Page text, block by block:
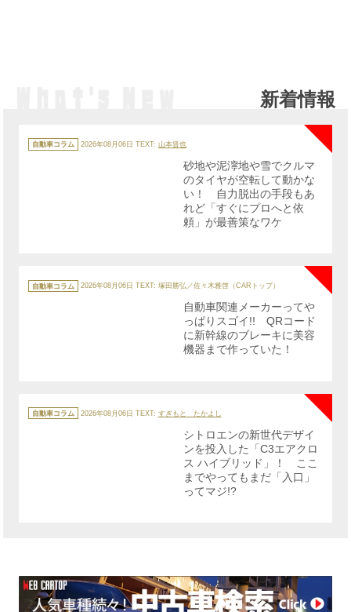
新着情報
カ
テ
ゴ
自動車コラム 2026年08月06日 TEXT: 山本晋也
NEW
砂地や泥濘地や雪でクルマ
のタイヤが空転して動かな
い！ 自力脱出の手段もあ
れど「すぐにプロへと依
頼」が最善策なワケ
テ
ゴ
自動車コラム 2026年08月06日 TEXT: 塚田勝弘／佐々木雅啓（CARトップ）
自動車関連メーカーってや
っぱりスゴイ!! QRコード
に新幹線のブレーキに美容
機器まで作っていた！
テ
ゴ
自動車コラム 2026年08月06日 TEXT: すぎもと たかよし
シトロエンの新世代デザイ
ンを投入した「C3エアクロ
ス ハイブリッド」！ ここ
までやってもまだ「入口」
ってマジ!?